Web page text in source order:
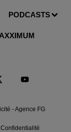
PODCASTS
- Agence FG